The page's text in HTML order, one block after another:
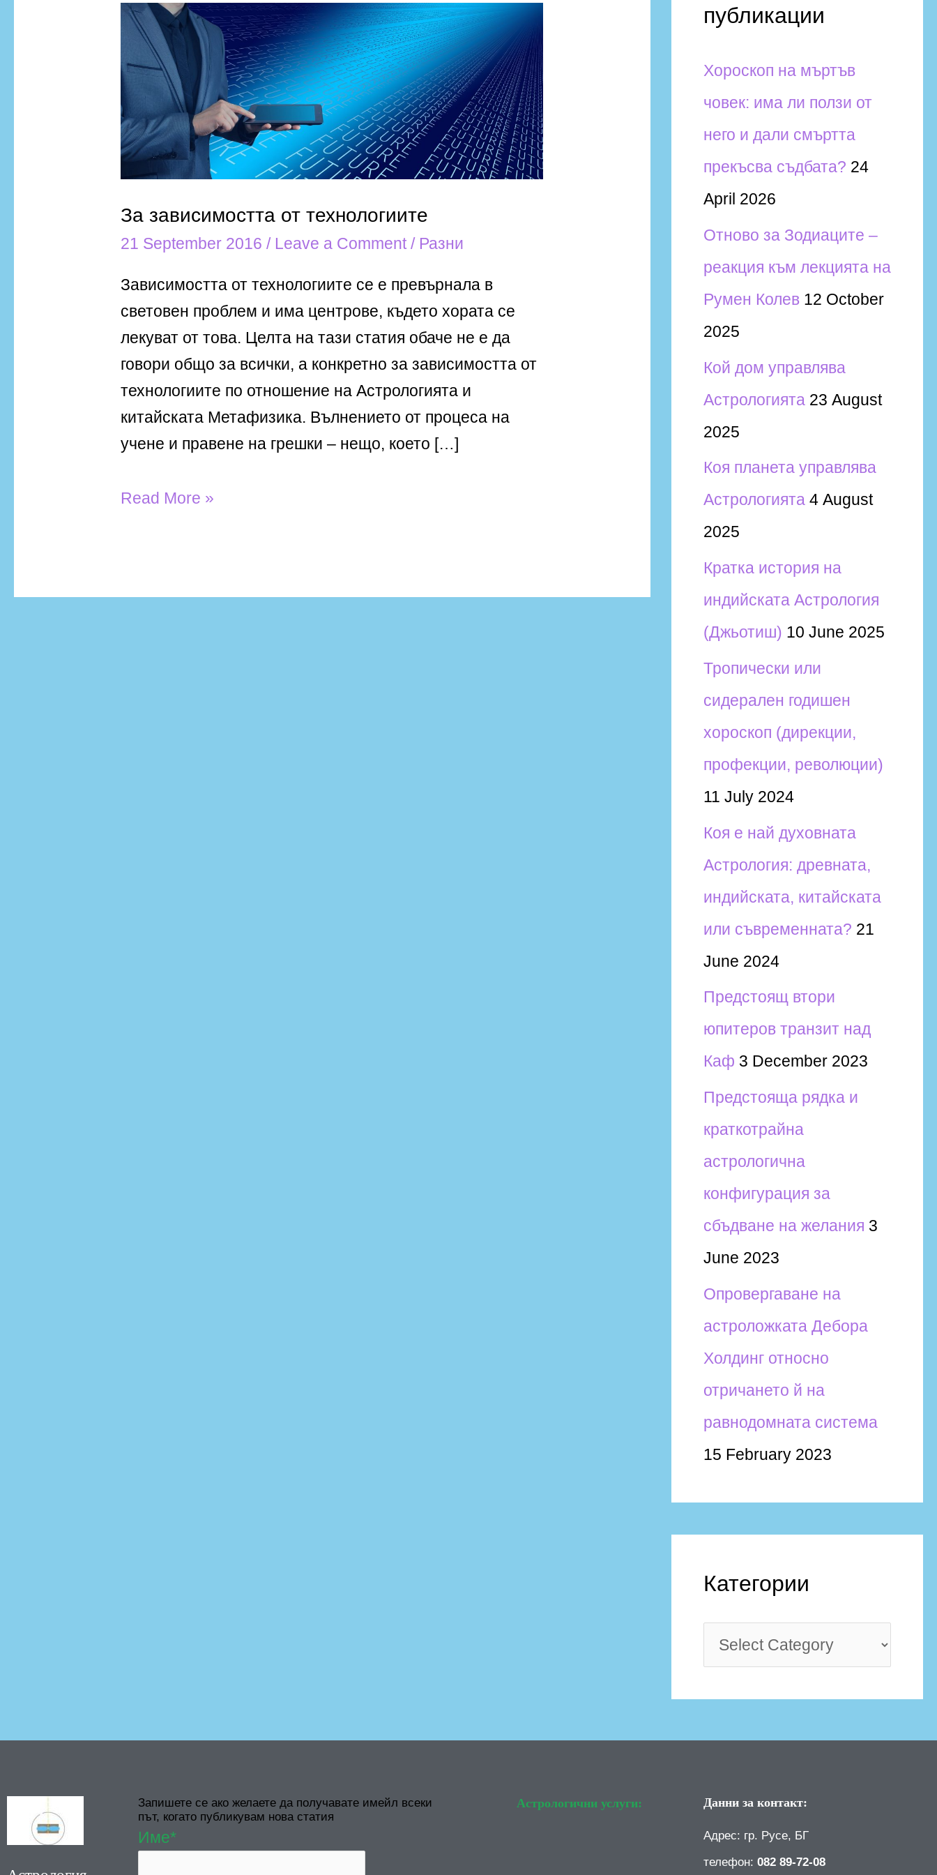
За зависимостта от технологиите
21 September 2016/ Leave a Comment / Разни
Зависимостта от технологиите се е превърнала в
световен проблем и има центрове, където хората се
лекуват от това. Целта на тази статия обаче не е да
говори общо за всички, а конкретно за зависимостта от
технологиите по отношение на Астрологията и
китайската Метафизика. Вълнението от процеса на
учене и правене на грешки – нещо, което […]
За
зависимостта
от
технологиите
Read More »
h
o
r
:
публикации
Хороскоп на мъртъв
човек: има ли ползи от
него и дали смъртта
прекъсва съдбата? 24
April 2026
Отново за Зодиаците –
реакция към лекцията на
Румен Колев 12 October
2025
Кой дом управлява
Астрологията 23 August
2025
Коя планета управлява
Астрологията 4 August
2025
Кратка история на
индийската Астрология
(Джьотиш) 10 June 2025
Тропически или
сидерален годишен
хороскоп (дирекции,
профекции, революции)
11 July 2024
Коя е най духовната
Астрология: древната,
индийската, китайската
или съвременната? 21
June 2024
Предстоящ втори
юпитеров транзит над
Каф 3 December 2023
Предстояща рядка и
краткотрайна
астрологична
конфигурация за
сбъдване на желания 3
June 2023
Опровергаване на
астроложката Дебора
Холдинг относно
отричането й на
равнодомната система
15 February 2023
Категории
Запишете се ако желаете да получавате имейл всеки
път, когато публикувам нова статия
Име*
Астрологични услуги: Данни за контакт:
Адрес: гр. Русе, БГ
телефон: 082 89-72-08